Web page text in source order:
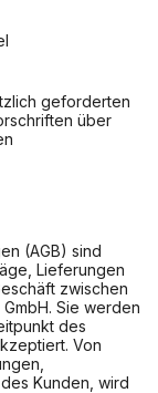
geforderten
über
(AGB) sind
Lieferungen
zwischen
Sie werden
des
Von
Kunden, wird